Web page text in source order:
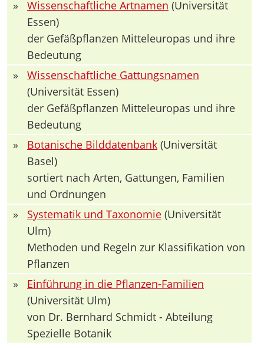
»
Wissenschaftliche Artnamen (Universität
Essen)
der Gefäßpflanzen Mitteleuropas und ihre
Bedeutung
»
Wissenschaftliche Gattungsnamen
(Universität Essen)
der Gefäßpflanzen Mitteleuropas und ihre
Bedeutung
»
Botanische Bilddatenbank (Universität
Basel)
sortiert nach Arten, Gattungen, Familien
und Ordnungen
»
Systematik und Taxonomie (Universität
Ulm)
Methoden und Regeln zur Klassifikation von
Pflanzen
»
Einführung in die Pflanzen-Familien
(Universität Ulm)
von Dr. Bernhard Schmidt - Abteilung
Spezielle Botanik